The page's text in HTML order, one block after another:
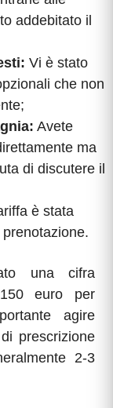
addebitato il
Vi è stato
che non
Avete
ma
di discutere il
è stata
una cifra
euro per
agire
prescrizione
2-3